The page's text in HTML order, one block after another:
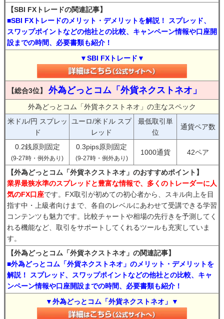
【SBI FXトレードの関連記事】
■SBI FXトレードのメリット・デメリットを解説！ スプレッド、
スワップポイントなどの他社との比較、キャンペーン情報や口座開
設までの時間、必要書類も紹介！
▼SBI FXトレード▼
【総合3位】 外為どっとコム「外貨ネクストネオ」
外為どっとコム「外貨ネクストネオ」の主なスペック
米ドル/円 スプレッ
ド
ユーロ/米ドル スプ
レッド
最低取引単
位
通貨ペア数
0.2銭原則固定
(9-27時・例外あり)
0.3pips原則固定
(9-27時・例外あり)
1000通貨 42ペア
【外為どっとコム「外貨ネクストネオ」のおすすめポイント】
業界最狭水準のスプレッドと豊富な情報で、多くのトレーダーに人
気のFX口座です。FX取引が初めての初心者から、スキル向上を目
指す中・上級者向けまで、各自のレベルにあわせて受講できる学習
コンテンツも魅力です。比較チャートや相場の先行きを予測してく
れる機能など、取引をサポートしてくれるツールも充実していま
す。
【外為どっとコム「外貨ネクストネオ」の関連記事】
■外為どっとコム「外貨ネクストネオ」のメリット・デメリットを
解説！ スプレッド、スワップポイントなどの他社との比較、キャ
ンペーン情報や口座開設までの時間、必要書類も紹介！
▼外為どっとコム「外貨ネクストネオ」▼